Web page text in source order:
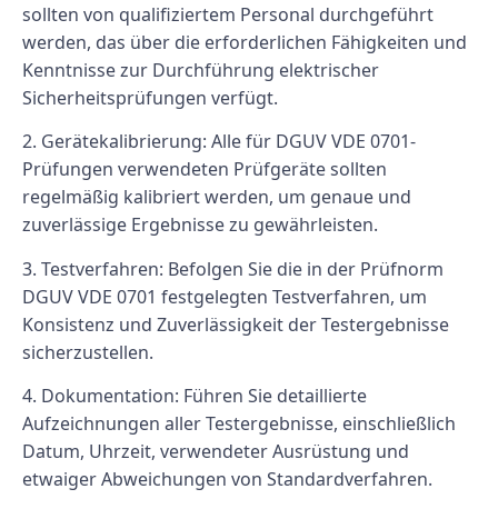
sollten von qualifiziertem Personal durchgeführt
werden, das über die erforderlichen Fähigkeiten und
Kenntnisse zur Durchführung elektrischer
Sicherheitsprüfungen verfügt.
2. Gerätekalibrierung: Alle für DGUV VDE 0701-
Prüfungen verwendeten Prüfgeräte sollten
regelmäßig kalibriert werden, um genaue und
zuverlässige Ergebnisse zu gewährleisten.
3. Testverfahren: Befolgen Sie die in der Prüfnorm
DGUV VDE 0701 festgelegten Testverfahren, um
Konsistenz und Zuverlässigkeit der Testergebnisse
sicherzustellen.
4. Dokumentation: Führen Sie detaillierte
Aufzeichnungen aller Testergebnisse, einschließlich
Datum, Uhrzeit, verwendeter Ausrüstung und
etwaiger Abweichungen von Standardverfahren.